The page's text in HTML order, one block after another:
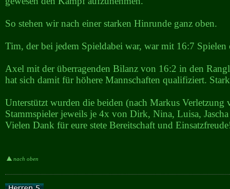
So stehen wir nach einer starken Hinrunde ganz oben.
Tim, der bei jedem Spieldabei war, war mit 16:7 Spielen
Axel mit der überragenden Bilanz von 16:2 in den
hat sich damit für höhere Mannschaften qualifiziert.
Unterstützt wurden die beiden (nach Markus Verletzung
Stammspieler jeweils je 4x von Dirk, Nina, Luisa,
Vielen Dank für eure stete Bereitschaft und
nach oben